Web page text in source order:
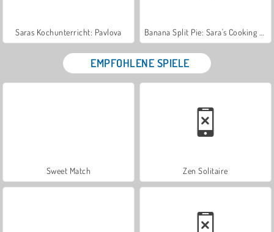
Saras Kochunterricht: Pavlova
EMPFOHLENE SPIELE
Sweet Match Zen Solitaire